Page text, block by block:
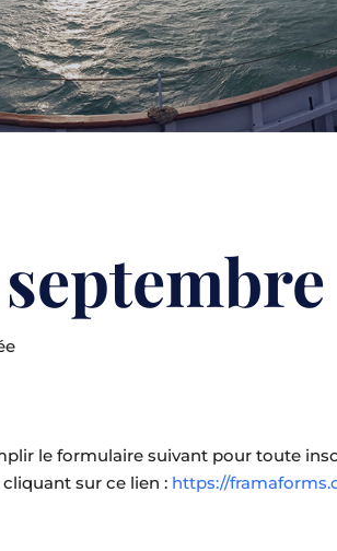
le formulaire suivant pour toute
sur ce lien : https://